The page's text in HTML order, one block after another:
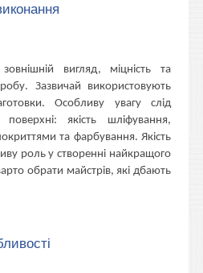
вигляд, міцність та
Зазвичай використовують
Особливу увагу слід
якість шліфування,
та фарбування. Якість
роль у створенні найкращого
обрати майстрів, які дбають